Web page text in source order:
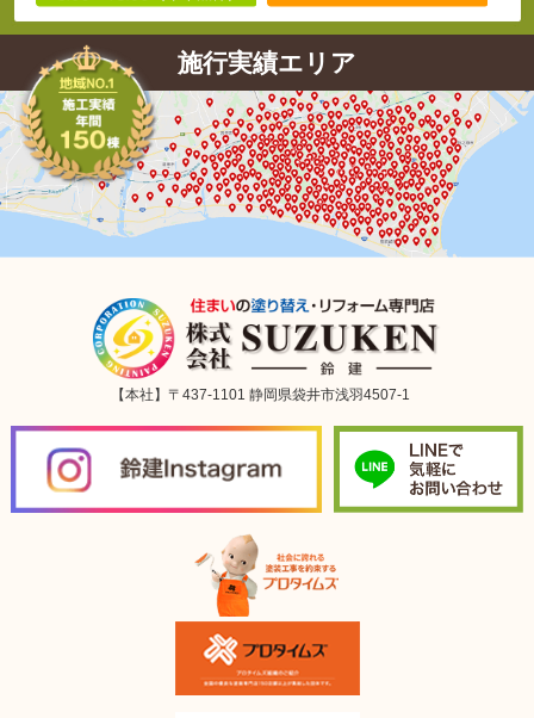
施行実績エリア
【本社】〒437-1101 静岡県袋井市浅羽4507-1